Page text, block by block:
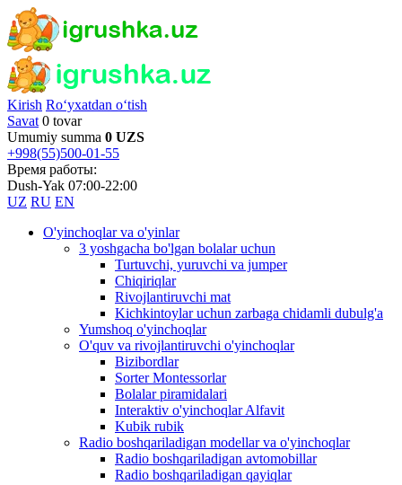
Kirish Ro‘yxatdan o‘tish
Savat 0 tovar
Umumiy summa 0 UZS
+998(55)500-01-55
Время работы:
Dush-Yak 07:00-22:00
UZ RU EN
O'yinchoqlar va o'yinlar
3 yoshgacha bo'lgan bolalar uchun
Turtuvchi, yuruvchi va jumper
Chiqiriqlar
Rivojlantiruvchi mat
Kichkintoylar uchun zarbaga chidamli dubulg'a
Yumshoq o'yinchoqlar
O'quv va rivojlantiruvchi o'yinchoqlar
Bizibordlar
Sorter Montessorlar
Bolalar piramidalari
Interaktiv o'yinchoqlar Alfavit
Kubik rubik
Radio boshqariladigan modellar va o'yinchoqlar
Radio boshqariladigan avtomobillar
Radio boshqariladigan qayiqlar